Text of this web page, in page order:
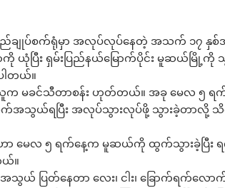
ျုပ်စက်ရုံမှာ အလုပ်လုပ်နေတဲ့ အသက် ၁၇ နှစ်အ
ယုံပြီး ရှမ်းပြည်နယ်မြောက်ပိုင်း မူဆယ်မြို့
ါတယ်။
ေသူက မခင်သီတာစန်း ဟုတ်တယ်။ အခု မေလ
က်အသွယ်ရပြီး အလုပ်သွားလုပ်ဖို့ သွားခဲ့တာလို့
ာ မေလ ၅ ရက်နေ့က မူဆယ်ကို ထွက်သွားခဲ့ပြီ
။
ယ် ပြတ်နေတာ လေး၊ ငါး၊ ခြောက်ရက်လော